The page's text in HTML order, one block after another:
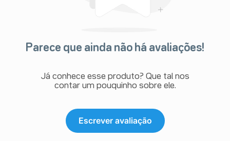
Parece que ainda não há avaliações!
Já conhece esse produto? Que tal nos
contar um pouquinho sobre ele.
Escrever avaliação